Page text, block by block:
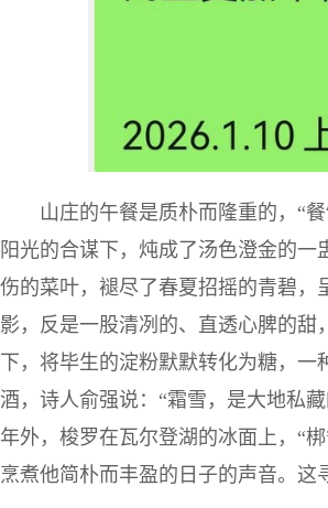
山庄的午餐是质朴而隆重的，“
阳光的合谋下，炖成了汤色澄金的
伤的菜叶，褪尽了春夏招摇的青碧
影，反是一股清冽的、直透心脾的
下，将毕生的淀粉默默转化为糖，
酒，诗人俞强说：“霜雪，是大地私
年外，梭罗在瓦尔登湖的冰面上，“
烹煮他简朴而丰盈的日子的声音。这